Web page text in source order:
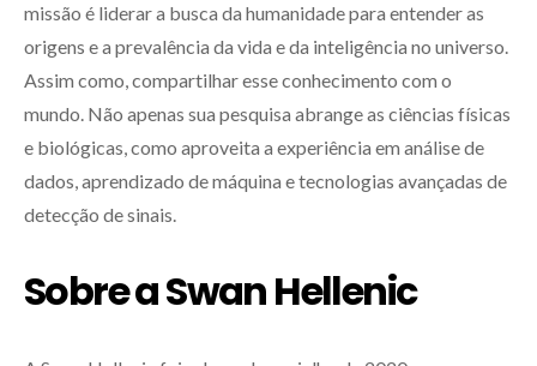
missão é liderar a busca da humanidade para entender as
origens e a prevalência da vida e da inteligência no universo.
Assim como, compartilhar esse conhecimento com o
mundo. Não apenas sua pesquisa abrange as ciências físicas
e biológicas, como aproveita a experiência em análise de
dados, aprendizado de máquina e tecnologias avançadas de
detecção de sinais.
Sobre a Swan Hellenic